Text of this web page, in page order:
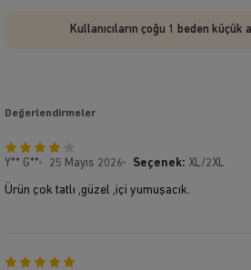
Kullanıcıların çoğu 1 beden küçük
Değerlendirmeler
Y** G** 25 Mayıs 2026 Seçenek: XL/2XL
Ürün çok tatlı ,güzel ,içi yumuşacık.